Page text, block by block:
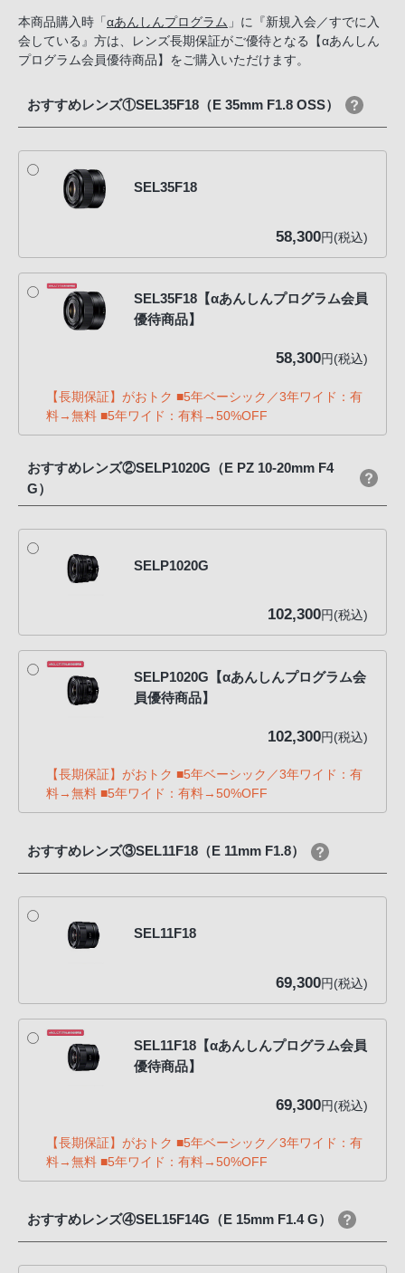
本商品購入時「 αあんしんプログラム 」に『新規入会／すでに入
会している』方は、レンズ長期保証がご優待となる【αあんしん
プログラム会員優待商品】をご購入いただけます。
おすすめレンズ①SEL35F18（E 35mm F1.8 OSS）
SEL35F18
58,300円(税込)
SEL35F18【αあんしんプログラム会員
優待商品】
58,300円(税込)
【長期保証】がおトク ■5年ベーシック／3年ワイド：有
料→無料 ■5年ワイド：有料→50%OFF
おすすめレンズ②SELP1020G（E PZ 10-20mm F4
G）
SELP1020G
102,300円(税込)
SELP1020G【αあんしんプログラム会
員優待商品】
102,300円(税込)
【長期保証】がおトク ■5年ベーシック／3年ワイド：有
料→無料 ■5年ワイド：有料→50%OFF
おすすめレンズ③SEL11F18（E 11mm F1.8）
SEL11F18
69,300円(税込)
SEL11F18【αあんしんプログラム会員
優待商品】
69,300円(税込)
【長期保証】がおトク ■5年ベーシック／3年ワイド：有
料→無料 ■5年ワイド：有料→50%OFF
おすすめレンズ④SEL15F14G（E 15mm F1.4 G）